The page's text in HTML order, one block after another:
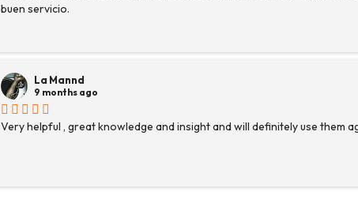
buen servicio.
La Mannd
9 months ago
Very helpful , great knowledge and insight and will definitely use them